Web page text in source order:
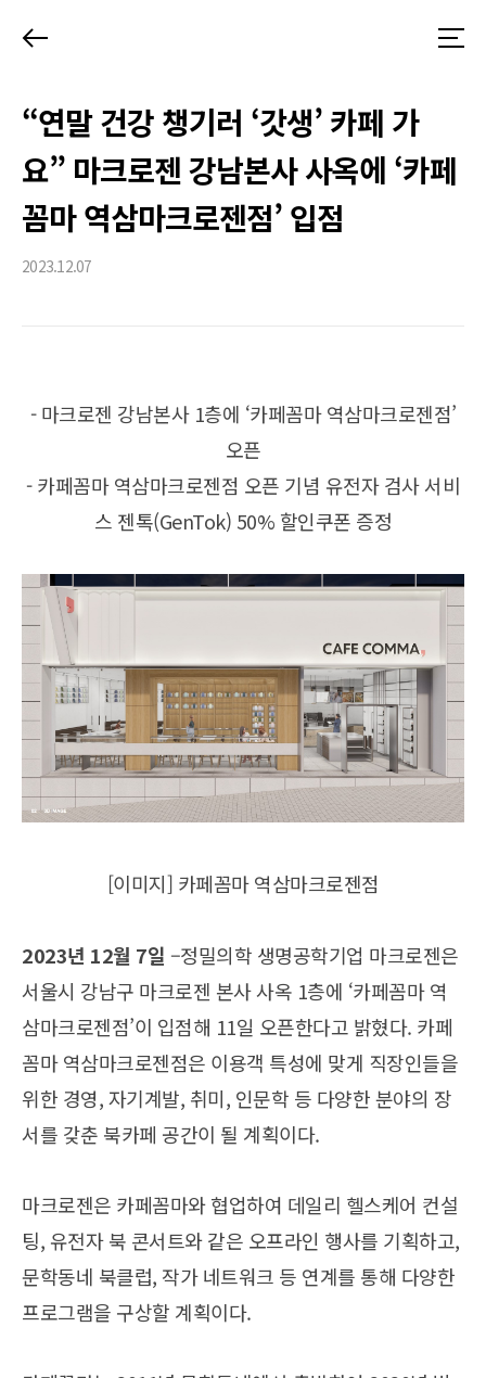
뒤
기
메
“연말 건강 챙기러 ‘갓생’ 카페 가
요” 마크로젠 강남본사 사옥에 ‘카페
꼼마 역삼마크로젠점’ 입점
2023.12.07
- 마크로젠 강남본사 1층에 ‘카페꼼마 역삼마크로젠점’
오픈
- 카페꼼마 역삼마크로젠점 오픈 기념 유전자 검사 서비
스 젠톡(GenTok) 50% 할인쿠폰 증정
[이미지] 카페꼼마 역삼마크로젠점
2023년 12월 7일 –정밀의학 생명공학기업 마크로젠은
서울시 강남구 마크로젠 본사 사옥 1층에 ‘카페꼼마 역
삼마크로젠점’이 입점해 11일 오픈한다고 밝혔다. 카페
꼼마 역삼마크로젠점은 이용객 특성에 맞게 직장인들을
위한 경영, 자기계발, 취미, 인문학 등 다양한 분야의 장
서를 갖춘 북카페 공간이 될 계획이다.
마크로젠은 카페꼼마와 협업하여 데일리 헬스케어 컨설
팅, 유전자 북 콘서트와 같은 오프라인 행사를 기획하고,
문학동네 북클럽, 작가 네트워크 등 연계를 통해 다양한
프로그램을 구상할 계획이다.